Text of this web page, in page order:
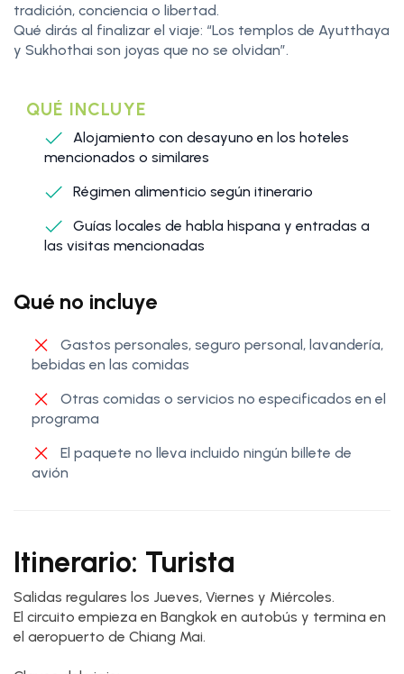
tradición, conciencia o libertad.
Qué dirás al finalizar el viaje: “Los templos de Ayutthaya
y Sukhothai son joyas que no se olvidan”.
QUÉ INCLUYE
Alojamiento con desayuno en los hoteles
mencionados o similares
Régimen alimenticio según itinerario
Guías locales de habla hispana y entradas a
las visitas mencionadas
Qué no incluye
Gastos personales, seguro personal, lavandería,
bebidas en las comidas
Otras comidas o servicios no especificados en el
programa
El paquete no lleva incluido ningún billete de
avión
Itinerario: Turista
Salidas regulares los Jueves, Viernes y Miércoles.
El circuito empieza en Bangkok en autobús y termina en
el aeropuerto de Chiang Mai.